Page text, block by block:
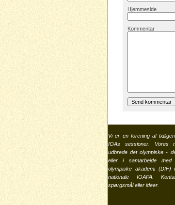
Hjemmeside
Kommentar
Vi er en forening af
IOAs sessioner. Vores
udbrede det olympiske -
eller i samarbejde med
olympiske akademi (DIF)
nationale IOAPA.
spørgsmål eller ideer.